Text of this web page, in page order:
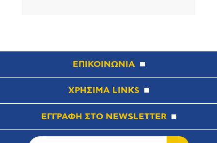
ΕΠΙΚΟΙΝΩΝΙΑ
ΧΡΗΣΙΜΑ LINKS
ΕΓΓΡΑΦΗ ΣΤΟ NEWSLETTER